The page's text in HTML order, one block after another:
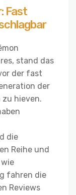
Fast
stand das
der fast
der
zu hieven.
die
Reihe und
fahren die
Reviews